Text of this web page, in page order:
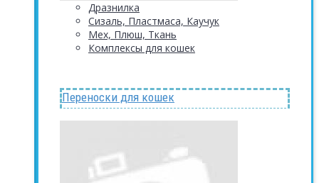
Дразнилка
Сизаль, Пластмаса, Каучук
Мех, Плюш, Ткань
Комплексы для кошек
Переноски для кошек